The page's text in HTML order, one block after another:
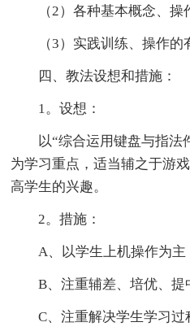
（2）各种基本概念、操
（3）实践训练、操作的
四、教法设想和措施：
1。设想：
以“综合运用键盘与指法
为学习重点，适当辅之于游
高学生的兴趣。
2。措施：
A、以学生上机操作为主
B、注重辅差、培优、提
C、注重解决学生学习